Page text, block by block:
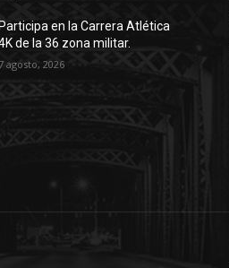
Participa en la Carrera Atlética
de la 36 zona militar.
7 agosto, 2026